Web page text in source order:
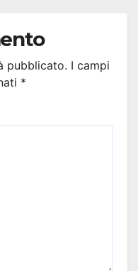
pubblicato. I campi
*